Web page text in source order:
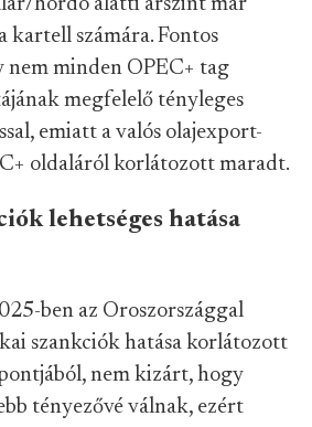
hordó alatti árszint már
kartell számára. Fontos
minden OPEC+ tag
megfelelő tényleges
emiatt a valós olajexport-
oldaláról korlátozott maradt.
lehetséges hatása
ben az Oroszországgal
szankciók hatása korlátozott
nem kizárt, hogy
tényezővé válnak, ezért